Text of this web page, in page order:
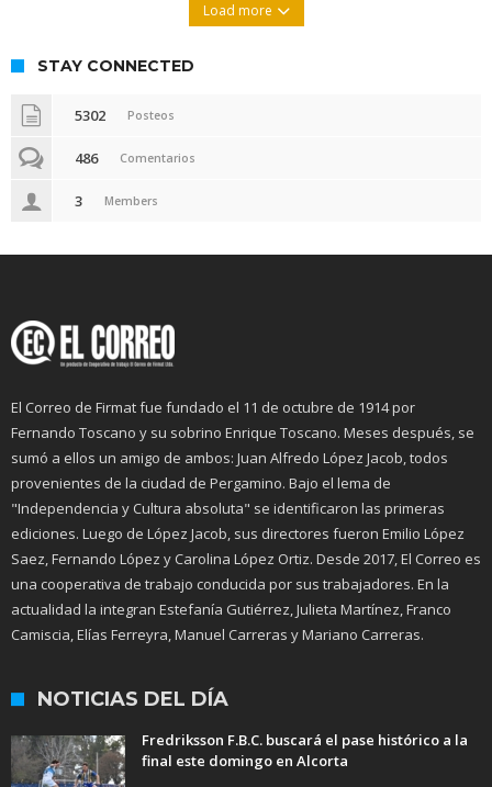
Load more
STAY CONNECTED
5302 Posteos
486 Comentarios
3 Members
El Correo de Firmat fue fundado el 11 de octubre de 1914 por
Fernando Toscano y su sobrino Enrique Toscano. Meses después, se
sumó a ellos un amigo de ambos: Juan Alfredo López Jacob, todos
provenientes de la ciudad de Pergamino. Bajo el lema de
"Independencia y Cultura absoluta" se identificaron las primeras
ediciones. Luego de López Jacob, sus directores fueron Emilio López
Saez, Fernando López y Carolina López Ortiz. Desde 2017, El Correo es
una cooperativa de trabajo conducida por sus trabajadores. En la
actualidad la integran Estefanía Gutiérrez, Julieta Martínez, Franco
Camiscia, Elías Ferreyra, Manuel Carreras y Mariano Carreras.
NOTICIAS DEL DÍA
Fredriksson F.B.C. buscará el pase histórico a la
final este domingo en Alcorta